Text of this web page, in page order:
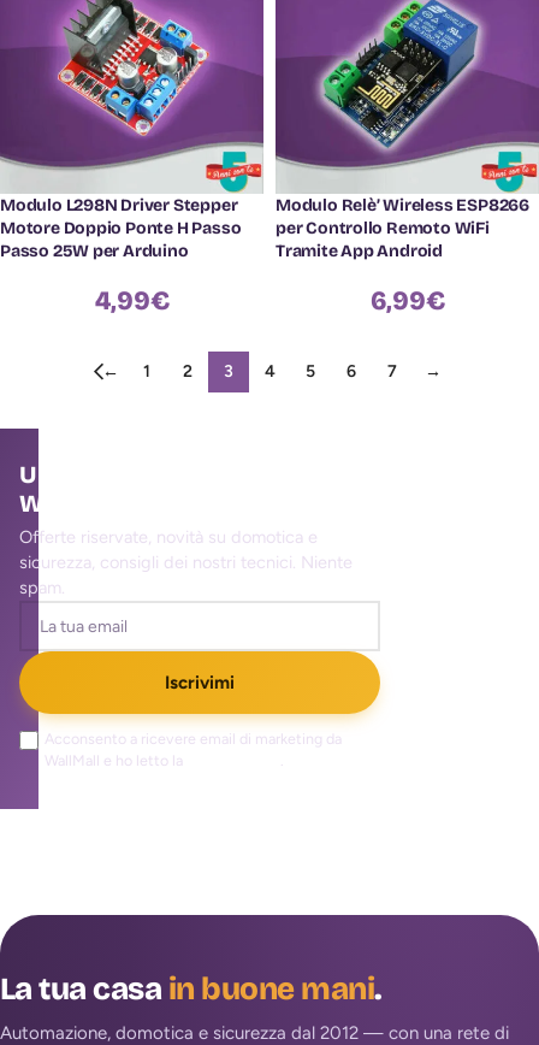
Modulo L298N Driver Stepper
Motore Doppio Ponte H Passo
Passo 25W per Arduino
4,99€
Modulo Relè’ Wireless ESP8266
per Controllo Remoto WiFi
Tramite App Android
6,99€
← 1 2 3 4 5 6 7 →
Unisciti alla community
WallMall
Offerte riservate, novità su domotica e
sicurezza, consigli dei nostri tecnici. Niente
spam.
Iscrivimi
Acconsento a ricevere email di marketing da
WallMall e ho letto la
.
La tua casain buone mani.
Automazione, domotica e sicurezza dal 2012 — con una rete di